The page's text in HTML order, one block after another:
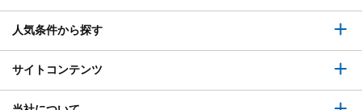
人気条件から探す
サイトコンテンツ